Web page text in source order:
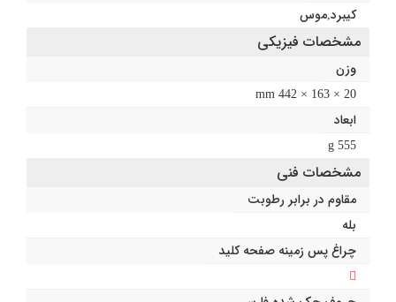
کیبرد,موس
مشخصات فیزیکی
وزن
20 × 163 × 442 mm
ابعاد
555 g
مشخصات فنی
مقاوم در برابر رطوبت
بله
چراغ پس زمینه صفحه کلید